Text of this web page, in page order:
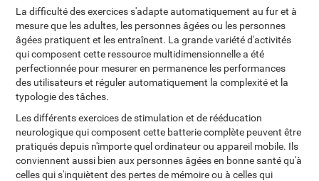
La difficulté des exercices s'adapte automatiquement au fur et à
mesure que les adultes, les personnes âgées ou les personnes
âgées pratiquent et les entraînent. La grande variété d'activités
qui composent cette ressource multidimensionnelle a été
perfectionnée pour mesurer en permanence les performances
des utilisateurs et réguler automatiquement la complexité et la
typologie des tâches.
Les différents exercices de stimulation et de rééducation
neurologique qui composent cette batterie complète peuvent être
pratiqués depuis n'importe quel ordinateur ou appareil mobile. Ils
conviennent aussi bien aux personnes âgées en bonne santé qu'à
celles qui s'inquiètent des pertes de mémoire ou à celles qui